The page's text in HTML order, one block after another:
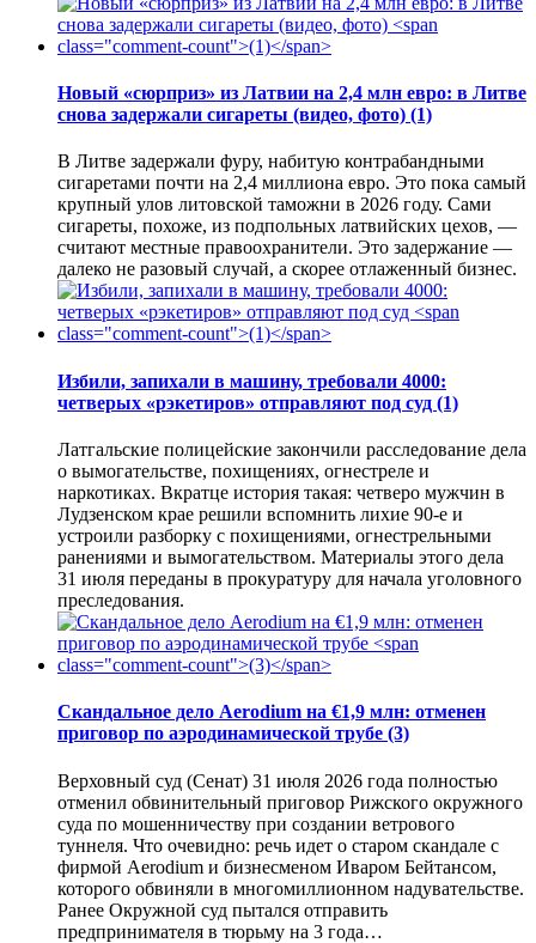
Новый «сюрприз» из Латвии на 2,4 млн евро: в Литве
снова задержали сигареты (видео, фото) (1)
В Литве задержали фуру, набитую контрабандными
сигаретами почти на 2,4 миллиона евро. Это пока самый
крупный улов литовской таможни в 2026 году. Сами
сигареты, похоже, из подпольных латвийских цехов, —
считают местные правоохранители. Это задержание —
далеко не разовый случай, а скорее отлаженный бизнес.
Избили, запихали в машину, требовали 4000:
четверых «рэкетиров» отправляют под суд (1)
Латгальские полицейские закончили расследование дела
о вымогательстве, похищениях, огнестреле и
наркотиках. Вкратце история такая: четверо мужчин в
Лудзенском крае решили вспомнить лихие 90-е и
устроили разборку с похищениями, огнестрельными
ранениями и вымогательством. Материалы этого дела
31 июля переданы в прокуратуру для начала уголовного
преследования.
Скандальное дело Aerodium на €1,9 млн: отменен
приговор по аэродинамической трубе (3)
Верховный суд (Сенат) 31 июля 2026 года полностью
отменил обвинительный приговор Рижского окружного
суда по мошенничеству при создании ветрового
туннеля. Что очевидно: речь идет о старом скандале с
фирмой Aerodium и бизнесменом Иваром Бейтансом,
которого обвиняли в многомиллионном надувательстве.
Ранее Окружной суд пытался отправить
предпринимателя в тюрьму на 3 года…